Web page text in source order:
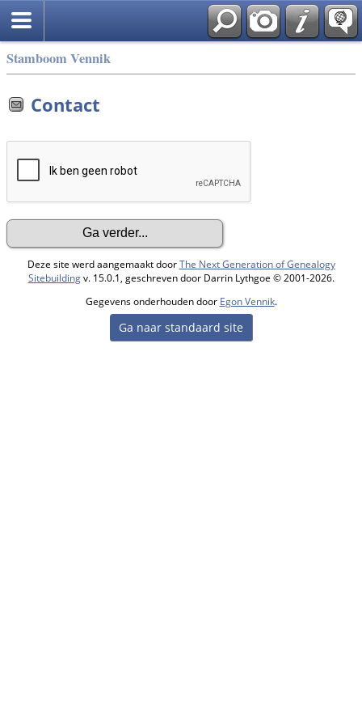
Stamboom Vennik
Contact
Deze site werd aangemaakt doorThe Next Generation of Genealogy
Sitebuildingv. 15.0.1, geschreven door Darrin Lythgoe © 2001-2026.
Gegevens onderhouden door Egon Vennik.
Ga naar standaard site